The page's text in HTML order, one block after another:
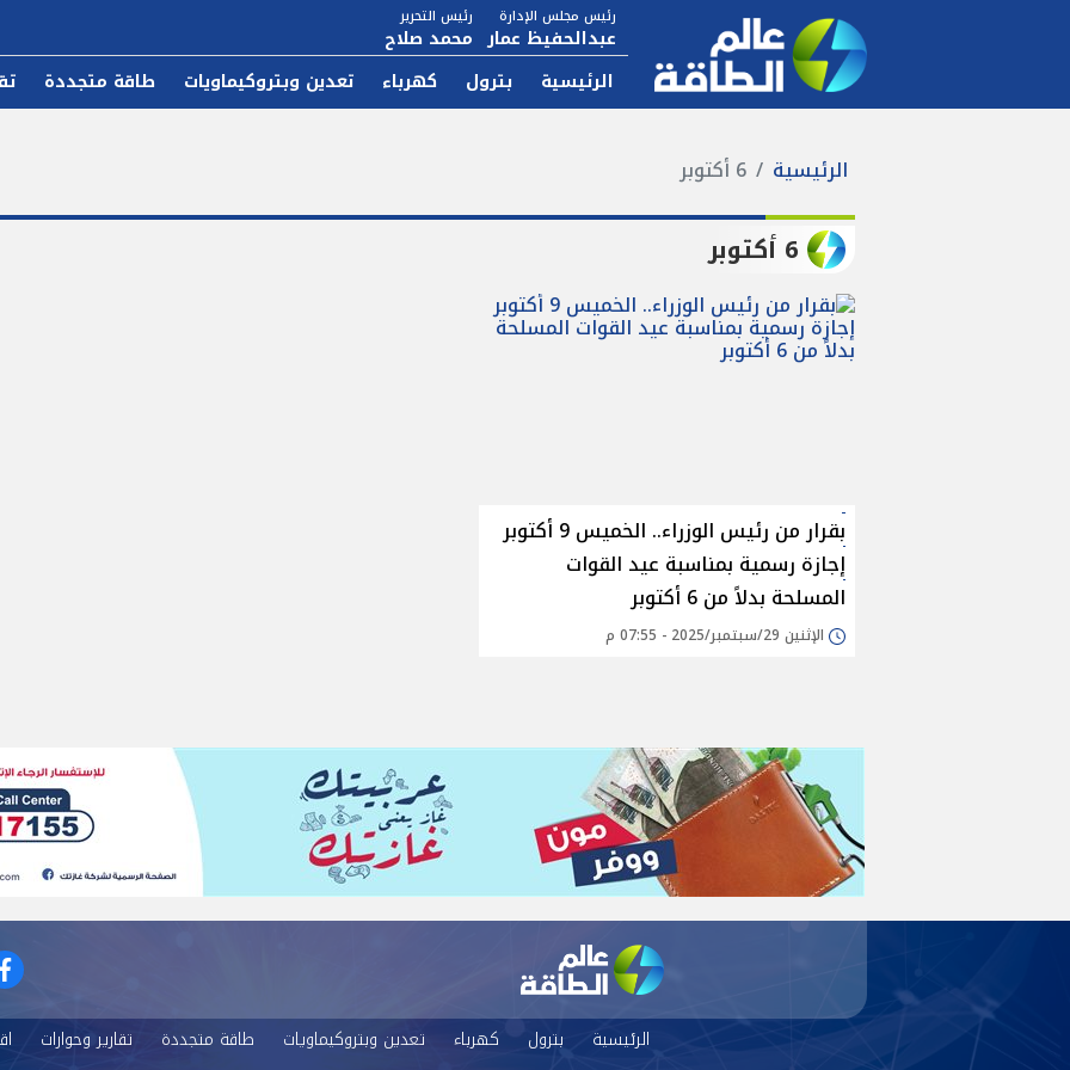
رئيس مجلس الإدارة
عبدالحفيظ عمار
رئيس التحرير
محمد صلاح
الرئيسية بترول كهرباء تعدين وبتروكيماويات طاقة متجددة
الرئيسية 6 أكتوبر
6 أكتوبر
بقرار من رئيس الوزراء.. الخميس 9 أكتوبر
إجازة رسمية بمناسبة عيد القوات
المسلحة بدلاً من 6 أكتوبر
الإثنين 29/سبتمبر/2025 - 07:55 م
الرئيسية بترول كهرباء تعدين وبتروكيماويات طاقة متجددة تقارير وحوارات